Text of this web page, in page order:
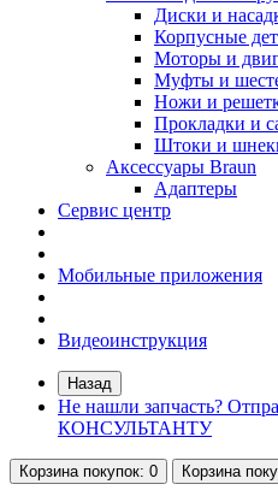
Диски и
Корпусные
Моторы и
Муфты и
Ножи и
Прокладки и
Штоки и
Аксессуары Braun
Адаптеры
Сервис центр
Мобильные приложения
Видеоинструкция
Назад
Не нашли запчасть?
КОНСУЛЬТАНТУ
Корзинапокупок: 0 Корзина